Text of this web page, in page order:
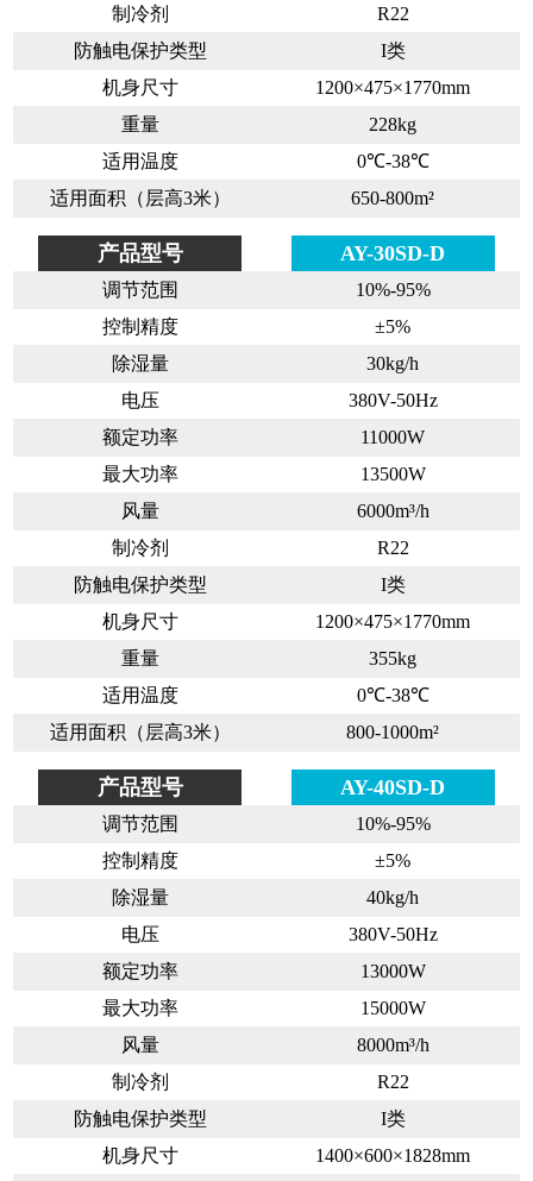
制冷剂
防触电保护类型
机身尺寸
重量
适用温度
适用面积（层高3米）
R22
I类
1200×475×1770mm
228kg
0℃-38℃
650-800m²
产品型号
调节范围
控制精度
除湿量
电压
额定功率
最大功率
风量
制冷剂
防触电保护类型
机身尺寸
重量
适用温度
适用面积（层高3米）
AY-30SD-D
10%-95%
±5%
30kg/h
380V-50Hz
11000W
13500W
6000m³/h
R22
I类
1200×475×1770mm
355kg
0℃-38℃
800-1000m²
产品型号
调节范围
控制精度
除湿量
电压
额定功率
最大功率
风量
制冷剂
防触电保护类型
机身尺寸
AY-40SD-D
10%-95%
±5%
40kg/h
380V-50Hz
13000W
15000W
8000m³/h
R22
I类
1400×600×1828mm